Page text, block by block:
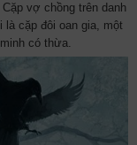
vợ chồng trên danh
là cặp đôi oan gia, một
có thừa.